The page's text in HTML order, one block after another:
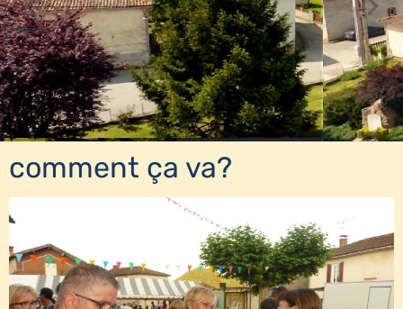
comment ça va?